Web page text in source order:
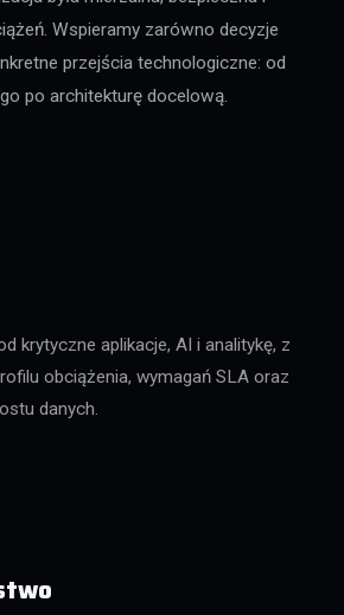
Wspieramy zarówno decyzje
przejścia technologiczne: od
po architekturę docelową.
krytyczne aplikacje, AI i analitykę, z
obciążenia, wymagań SLA oraz
danych.